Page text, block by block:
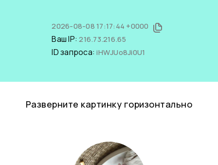
2026-08-08 17:17:44 +0000
Ваш IP:216.73.216.65
ID запроса:iHWJUo8Ji0U1
Разверните картинку горизонтально